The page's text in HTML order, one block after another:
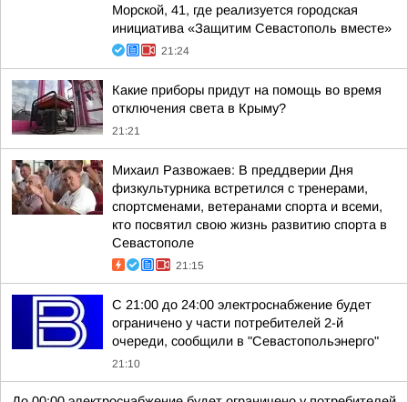
Морской, 41, где реализуется городская
инициатива «Защитим Севастополь вместе»
21:24
Какие приборы придут на помощь во время
отключения света в Крыму?
21:21
Михаил Развожаев: В преддверии Дня
физкультурника встретился с тренерами,
спортсменами, ветеранами спорта и всеми,
кто посвятил свою жизнь развитию спорта в
Севастополе
21:15
С 21:00 до 24:00 электроснабжение будет
ограничено у части потребителей 2-й
очереди, сообщили в "Севастопольэнерго"
21:10